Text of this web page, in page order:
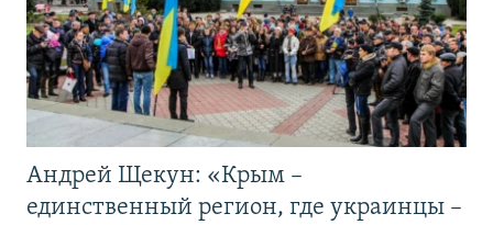
Андрей Щекун: «Крым –
единственный регион, где украинцы –